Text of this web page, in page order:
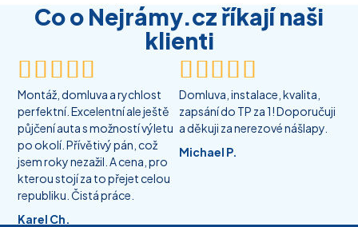
Co o Nejrámy.cz říkají naši
klienti

Montáž, domluva a rychlost
perfektní. Excelentní ale ještě
půjčení auta s možností výletu
po okolí. Přívětivý pán, což
jsem roky nezažil. A cena, pro
kterou stojí za to přejet celou
republiku. Čistá práce.
Karel Ch.

Domluva, instalace, kvalita,
zapsání do TP za 1! Doporučuji
a děkuji za nerezové nášlapy.
Michael P.